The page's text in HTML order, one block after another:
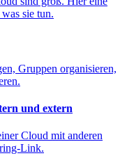
sie tun.
Gruppen organisieren,
und extern
Cloud mit anderen
Link.